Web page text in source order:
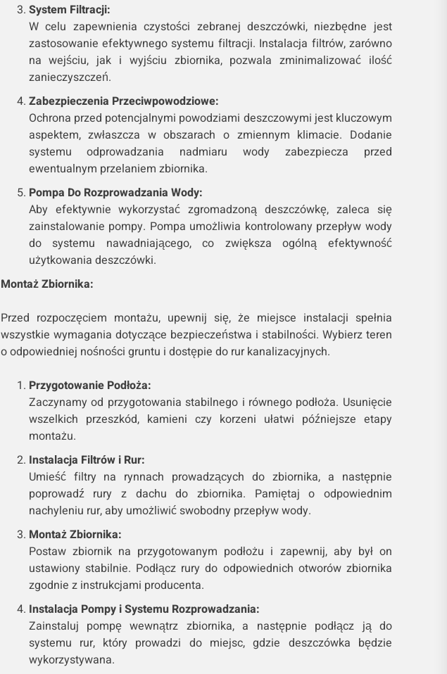
System Filtracji:
W celu zapewnienia czystości zebranej deszczówki, niezbędne jest
zastosowanie efektywnego systemu filtracji. Instalacja filtrów, zarówno
na wejściu, jak i wyjściu zbiornika, pozwala zminimalizować ilość
zanieczyszczeń.
Zabezpieczenia Przeciwpowodziowe:
Ochrona przed potencjalnymi powodziami deszczowymi jest kluczowym
aspektem, zwłaszcza w obszarach o zmiennym klimacie. Dodanie
systemu odprowadzania nadmiaru wody zabezpiecza przed
ewentualnym przelaniem zbiornika.
Pompa Do Rozprowadzania Wody:
Aby efektywnie wykorzystać zgromadzoną deszczówkę, zaleca się
zainstalowanie pompy. Pompa umożliwia kontrolowany przepływ wody
do systemu nawadniającego, co zwiększa ogólną efektywność
użytkowania deszczówki.
Montaż Zbiornika:
Przed rozpoczęciem montażu, upewnij się, że miejsce instalacji spełnia
wszystkie wymagania dotyczące bezpieczeństwa i stabilności. Wybierz teren
o odpowiedniej nośności gruntu i dostępie do rur kanalizacyjnych.
Przygotowanie Podłoża:
Zaczynamy od przygotowania stabilnego i równego podłoża. Usunięcie
wszelkich przeszkód, kamieni czy korzeni ułatwi późniejsze etapy
montażu.
Instalacja Filtrów i Rur:
Umieść filtry na rynnach prowadzących do zbiornika, a następnie
poprowadź rury z dachu do zbiornika. Pamiętaj o odpowiednim
nachyleniu rur, aby umożliwić swobodny przepływ wody.
Montaż Zbiornika:
Postaw zbiornik na przygotowanym podłożu i zapewnij, aby był on
ustawiony stabilnie. Podłącz rury do odpowiednich otworów zbiornika
zgodnie z instrukcjami producenta.
Instalacja Pompy i Systemu Rozprowadzania:
Zainstaluj pompę wewnątrz zbiornika, a następnie podłącz ją do
systemu rur, który prowadzi do miejsc, gdzie deszczówka będzie
wykorzystywana.